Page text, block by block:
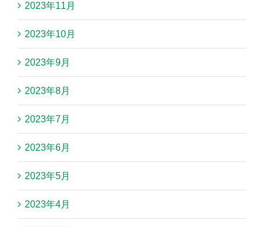
2023年11月
2023年10月
2023年9月
2023年8月
2023年7月
2023年6月
2023年5月
2023年4月